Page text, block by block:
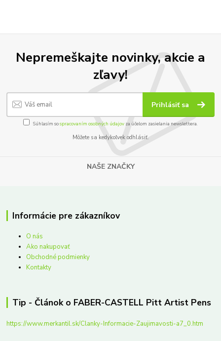
Nepremeškajte novinky, akcie a
zľavy!
Prihlásiť sa
Súhlasím sospracovaním osobných údajov za účelom zasielania newslettera.
Môžete sa kedykoľvek odhlásiť.
NAŠE ZNAČKY
Informácie pre zákazníkov
O nás
Ako nakupovať
Obchodné podmienky
Kontakty
Tip - Článok o FABER-CASTELL Pitt Artist Pens
https://www.merkantil.sk/Clanky-Informacie-Zaujimavosti-a7_0.htm